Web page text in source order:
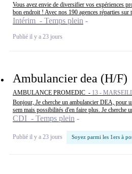
Vous avez envie de diversifier vos expériences
bon endroit ! Avec nos 190 agences réparties sur
Intérim - Temps plein
Publié il y a 23 jours
Ambulancier dea (H/F)
AMBULANCE PROMEDIC - 13 -
Bonjour, Je cherche un ambulancier DEA, pour
sem mais possibilités d'en faire plus. Je cherche
CDI - Temps plein
Publié il y a 23 jours Soyez parmi les 1ers à